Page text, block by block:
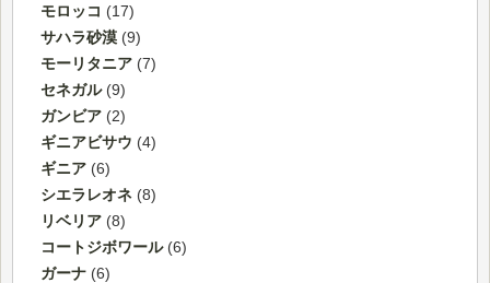
モロッコ (17)
サハラ砂漠 (9)
モーリタニア (7)
セネガル(9)
ガンビア (2)
ギニアビサウ (4)
ギニア (6)
シエラレオネ (8)
リベリア (8)
コートジボワール(6)
ガーナ (6)